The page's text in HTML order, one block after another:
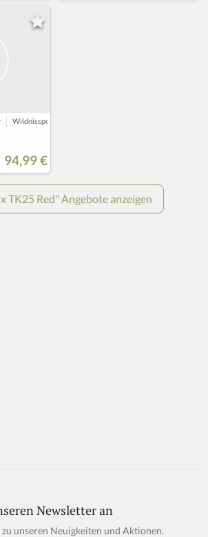
Newsletter an
zu unseren Neuigkeiten und Aktionen.